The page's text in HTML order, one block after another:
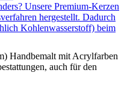
Unsere Premium-Kerzen
hergestellt. Dadurch
Kohlenwasserstoff) beim
Handbemalt mit Acrylfarben
auch für den